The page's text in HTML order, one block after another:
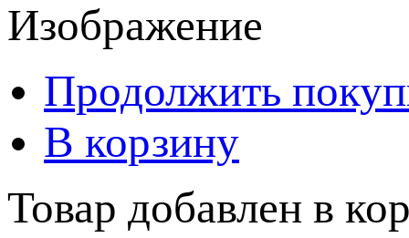
Изображение
Продолжить
В корзину
Товар добавлен в